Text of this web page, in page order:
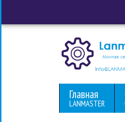
Главная
LANMASTER